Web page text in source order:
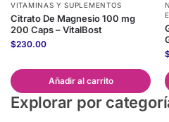
VITAMINAS Y SUPLEMENTOS
Citrato De Magnesio 100 mg
200 Caps – VitalBost
$230.00
Añadir al carrito
Explorar por